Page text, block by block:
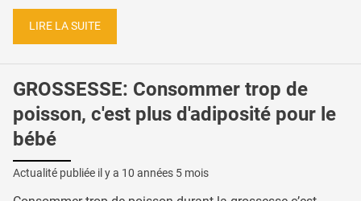
LIRE LA SUITE
GROSSESSE: Consommer trop de
poisson, c'est plus d'adiposité pour le
bébé
Actualité publiée il y a 10 années 5 mois